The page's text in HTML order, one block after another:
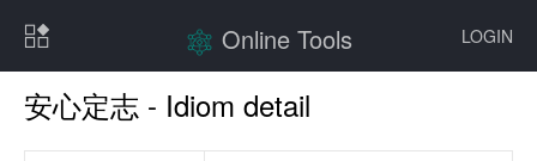
LOGIN
Online Tools
安心定志 - Idiom detail